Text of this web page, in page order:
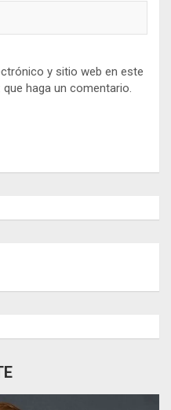
y sitio web en este
haga un comentario.